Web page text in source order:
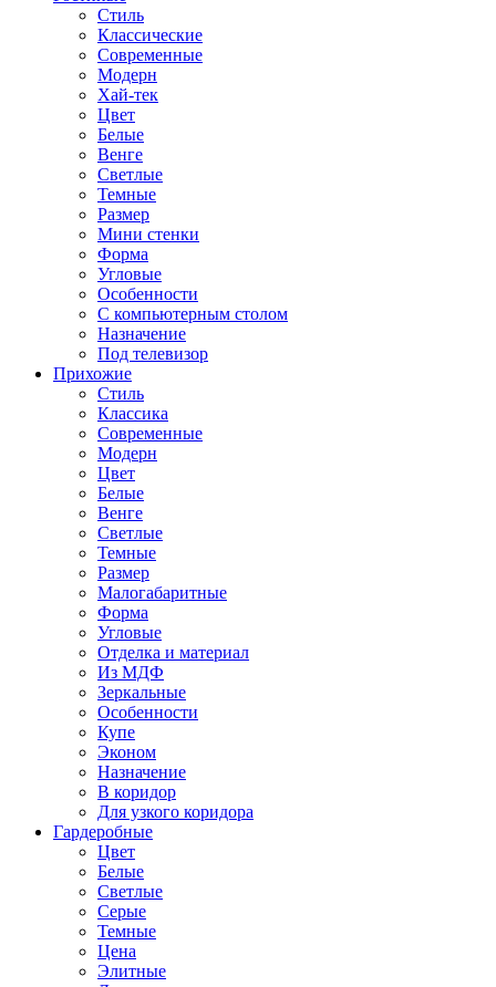
Стиль
Классические
Современные
Модерн
Хай-тек
Цвет
Белые
Венге
Светлые
Темные
Размер
Мини стенки
Форма
Угловые
Особенности
С компьютерным столом
Назначение
Под телевизор
Прихожие
Стиль
Классика
Современные
Модерн
Цвет
Белые
Венге
Светлые
Темные
Размер
Малогабаритные
Форма
Угловые
Отделка и материал
Из МДФ
Зеркальные
Особенности
Купе
Эконом
Назначение
В коридор
Для узкого коридора
Гардеробные
Цвет
Белые
Светлые
Серые
Темные
Цена
Элитные